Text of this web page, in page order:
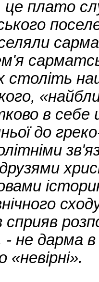
плато
в себе
до
сприяв
не дарма